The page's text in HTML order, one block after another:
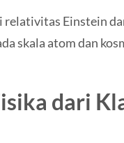
Einstein
skala atom dan
dari